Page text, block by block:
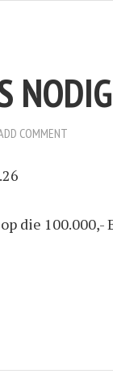
COMMENT
die 100.000,-